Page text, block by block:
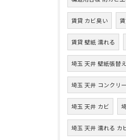
賃貸 カビ臭い
賃貸 壁紙 濡れる
埼玉 天井 壁紙張替え
埼玉 天井 コンクリ
埼玉 天井 カビ
埼玉 天井 濡れる カ